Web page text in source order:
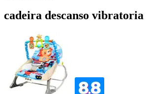
cadeira descanso vibratoria